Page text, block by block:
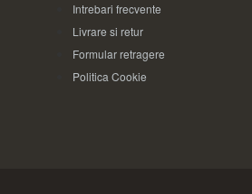
Intrebari frecvente
Livrare si retur
Formular retragere
Politica Cookie